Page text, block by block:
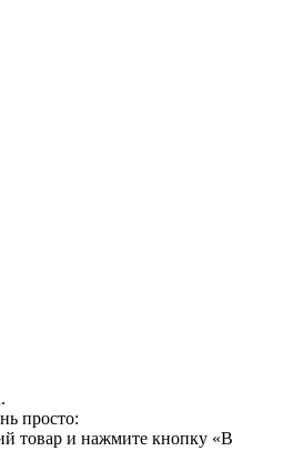
просто:
товар и нажмите кнопку «В